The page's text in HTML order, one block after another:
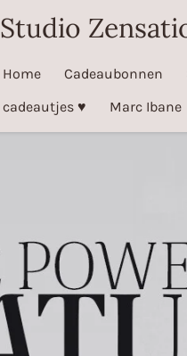
Studio
Home Cadeaubonnen
cadeautjes ♥️
Marc Ibane